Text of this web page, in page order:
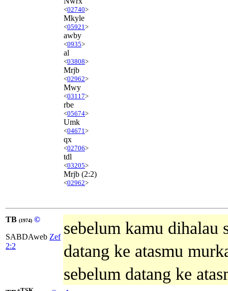
<02740>
Mkyle
<05921 >
awby
<0935>
al
<03808>
Mrjb
<02962>
Mwy
<03117>
rbe
<05674>
Umk
<04671 >
qx
<02706>
tdl
<03205>
Mrjb (2:2)
<02962>
TB (1974) ©
SABDAweb Zef
2:2
sebelum kamu dihalau
datang ke atasmu
sebelum datang ke